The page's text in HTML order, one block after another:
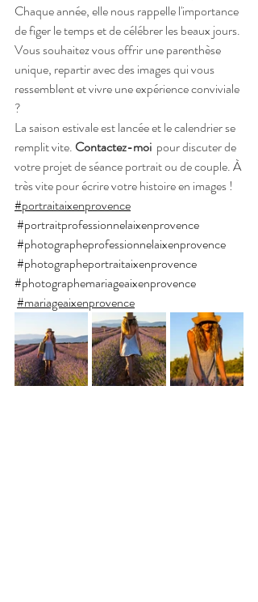
Chaque année, elle nous rappelle l'importance
de figer le temps et de célébrer les beaux jours.
Vous souhaitez vous offrir une parenthèse
unique, repartir avec des images qui vous
ressemblent et vivre une expérience conviviale
?
La saison estivale est lancée et le calendrier se
remplit vite. Contactez-moi pour discuter de
votre projet de séance portrait ou de couple. À
très vite pour écrire votre histoire en images !
#portraitaixenprovence
#portraitprofessionnelaixenprovence
#photographeprofessionnelaixenprovence
#photographeportraitaixenprovence
#photographemariageaixenprovence
#mariageaixenprovence